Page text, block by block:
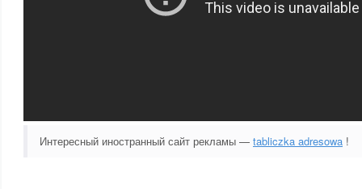
Интересный иностранный сайт рекламы — tabliczka adresowa !